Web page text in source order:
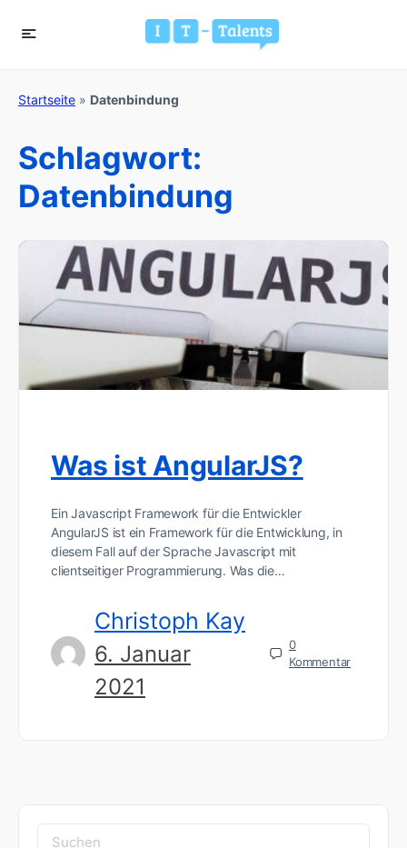
Startseite » Datenbindung
Schlagwort:
Datenbindung
Was ist AngularJS?
Ein Javascript Framework für die Entwickler
AngularJS ist ein Framework für die Entwicklung, in
diesem Fall auf der Sprache Javascript mit
clientseitiger Programmierung. Was die…
Christoph Kay
6. Januar
2021
0
Kommentar
Suchen